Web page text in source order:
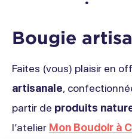
Bougie
Faites (vous) plaisir en
artisanale,
partir de produits
l’atelier Mon Boudoir à